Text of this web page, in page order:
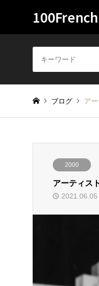
ブログ ア
2000
アーティス